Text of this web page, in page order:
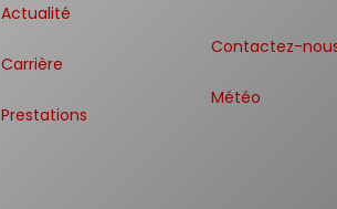
Actualité
Carrière
Prestations
Contactez-
Météo